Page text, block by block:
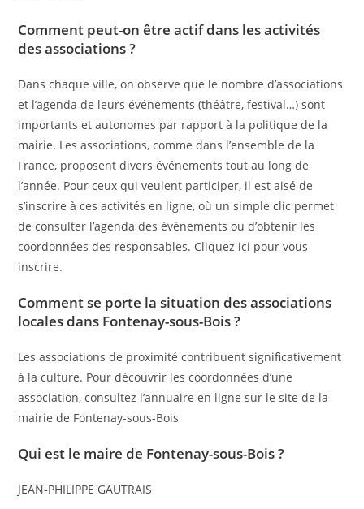
Comment peut-on être actif dans les activités
des associations ?
Dans chaque ville, on observe que le nombre d’associations
et l’agenda de leurs événements (théâtre, festival…) sont
importants et autonomes par rapport à la politique de la
mairie. Les associations, comme dans l’ensemble de la
France, proposent divers événements tout au long de
l’année. Pour ceux qui veulent participer, il est aisé de
s’inscrire à ces activités en ligne, où un simple clic permet
de consulter l’agenda des événements ou d’obtenir les
coordonnées des responsables. Cliquez ici pour vous
inscrire.
Comment se porte la situation des associations
locales dans Fontenay-sous-Bois ?
Les associations de proximité contribuent significativement
à la culture. Pour découvrir les coordonnées d’une
association, consultez l’annuaire en ligne sur le site de la
mairie de Fontenay-sous-Bois
Qui est le maire de Fontenay-sous-Bois ?
JEAN-PHILIPPE GAUTRAIS